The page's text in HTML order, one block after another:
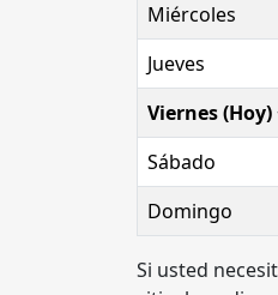
Miércoles
Jueves
Viernes
Sábado
Domingo
Si usted